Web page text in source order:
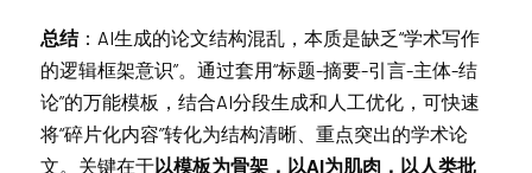
总结：AI生成的论文结构混乱，本质是缺乏“学术写作
的逻辑框架意识”。通过套用“标题-摘要-引言-主体-结
论”的万能模板，结合AI分段生成和人工优化，可快速
将“碎片化内容”转化为结构清晰、重点突出的学术论
文。关键在于以模板为骨架，以AI为肌肉，以人类批